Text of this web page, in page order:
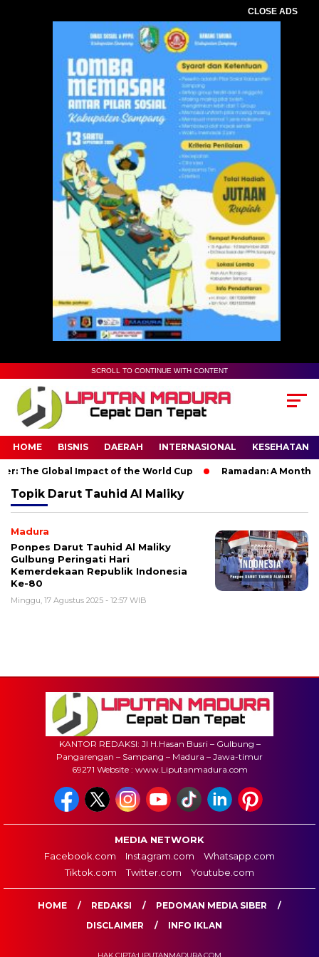
CLOSE ADS
SCROLL TO CONTINUE WITH CONTENT
HOME BISNIS DAERAH INTERNASIONAL KESEHATAN
The Global Impact of the World Cup Ramadan: A Month
Topik Darut Tauhid Al Maliky
Madura
Ponpes Darut Tauhid Al Maliky
Gulbung Peringati Hari
Kemerdekaan Republik Indonesia
Ke-80
Minggu, 17 Agustus 2025 - 12:57 WIB
KANTOR REDAKSI: Jl H.Hasan Busri – Gulbung –
Pangarengan – Sampang – Madura – Jawa-timur
69271 Website : www.Liputanmadura.com
MEDIA NETWORK
Facebook.com
Instagram.com
Whatsapp.com
Tiktok.com
Twitter.com Youtube.com
HOME REDAKSI
PEDOMAN MEDIA SIBER
DISCLAIMER
INFO IKLAN